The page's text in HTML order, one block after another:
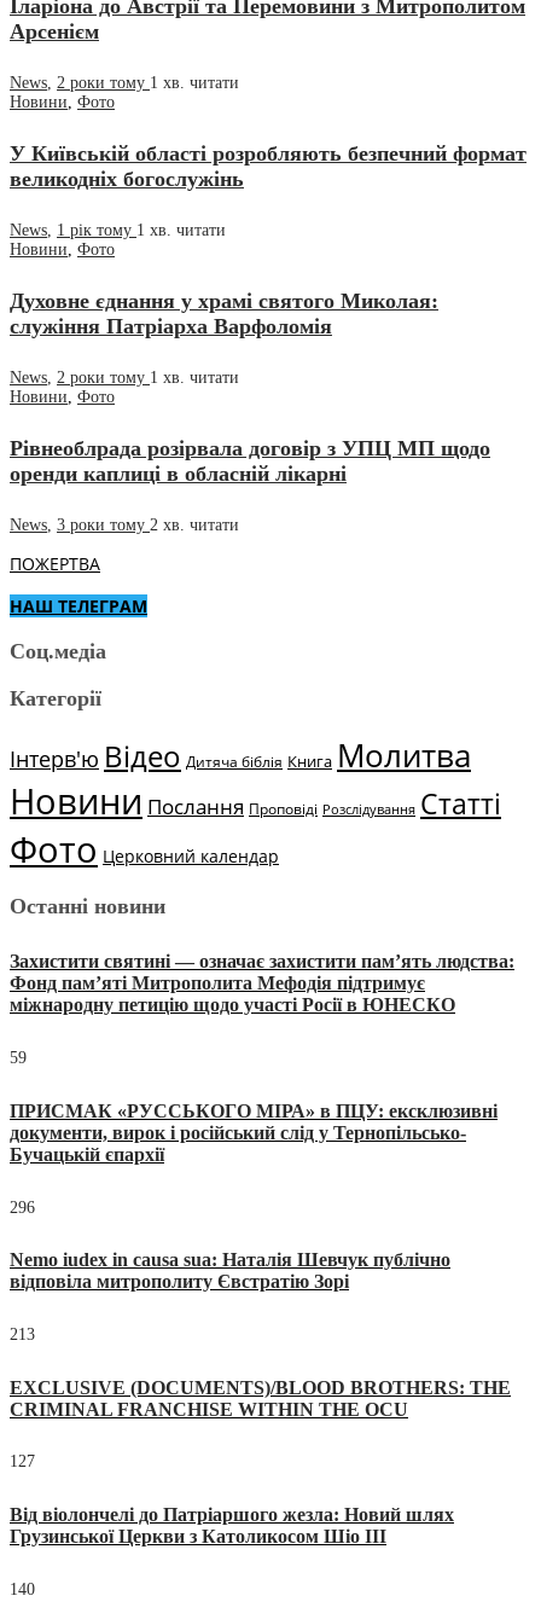
Іларіона до Австрії та Перемовини з Митрополитом
Арсенієм
News, 2 роки тому 1 хв. читати
Новини, Фото
У Київській області розробляють безпечний формат
великодніх богослужінь
News 1 рік тому 1 хв. читати
Новини Фото
Духовне єднання у храмі святого Миколая:
служіння Патріарха Варфоломія
News 2 роки тому 1 хв. читати
Новини Фото
Рівнеоблрада розірвала договір з УПЦ МП щодо
оренди каплиці в обласній лікарні
News 3 роки тому 2 хв. читати
ПОЖЕРТВА
НАШ ТЕЛЕГРАМ
Соц.медіа
Категорії
Інтерв'ю Відео Дитяча біблія Книга Молитва
Новини Послання Проповіді Розслідування Статті
Фото Церковний календар
Останні новини
Захистити святині — означає захистити пам’ять людства:
Фонд пам’яті Митрополита Мефодія підтримує
міжнародну петицію щодо участі Росії в ЮНЕСКО
59
ПРИСМАК «РУССЬКОГО МІРА» в ПЦУ: ексклюзивні
документи, вирок і російський слід у Тернопільсько-
Бучацькій єпархії
296
Nemo iudex in causa sua: Наталія Шевчук публічно
відповіла митрополиту Євстратію Зорі
213
EXCLUSIVE (DOCUMENTS)/BLOOD BROTHERS: THE
CRIMINAL FRANCHISE WITHIN THE OCU
127
Від віолончелі до Патріаршого жезла: Новий шлях
Грузинської Церкви з Католикосом Шіо III
140